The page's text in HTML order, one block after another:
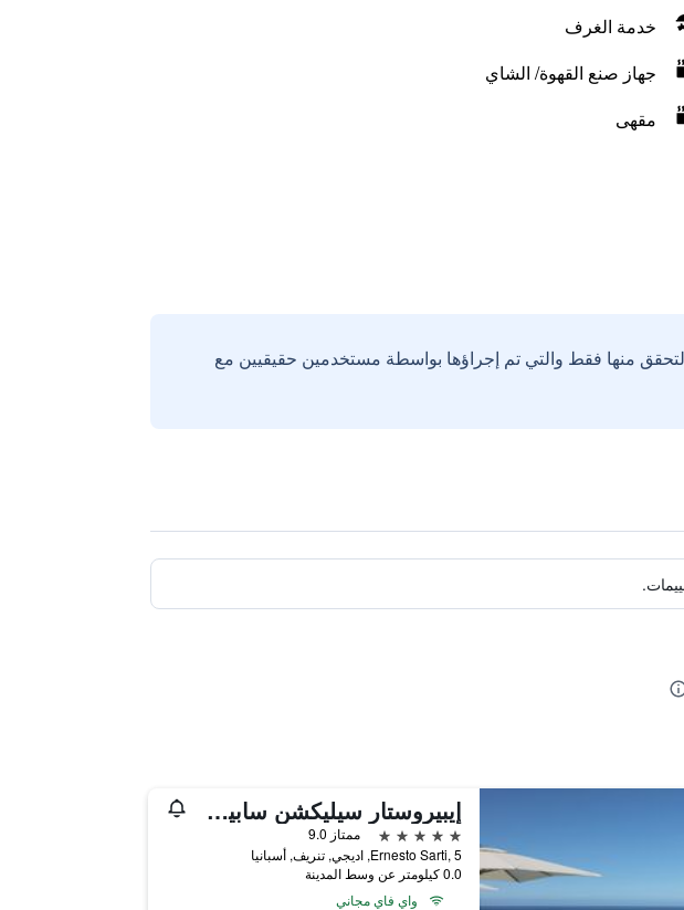
خدمة الغرف
جهاز صنع القهوة/ الشاي
مقهى
منها فقط والتي تم إجراؤها بواسطة مستخدمين حقيقيين مع
إيبيروستار سيليكشن سابيلا - للبالغين فقط
5 نجوم
ممتاز 9.0
Ernesto Sarti, 5, اديجي, تنريف, أسبانيا
0.0 كيلومتر عن وسط المدينة
واي فاي مجاني